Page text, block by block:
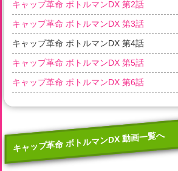
キャップ革命 ボトルマンDX 第2話
キャップ革命 ボトルマンDX 第3話
キャップ革命 ボトルマンDX 第4話
キャップ革命 ボトルマンDX 第5話
キャップ革命 ボトルマンDX 第6話
キャップ革命 ボトルマンDX 動画一覧へ